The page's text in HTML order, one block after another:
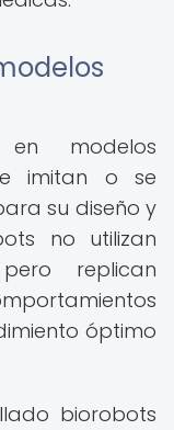
modelos
imitan o se
su diseño y
no utilizan
replican
óptimo
biorobots